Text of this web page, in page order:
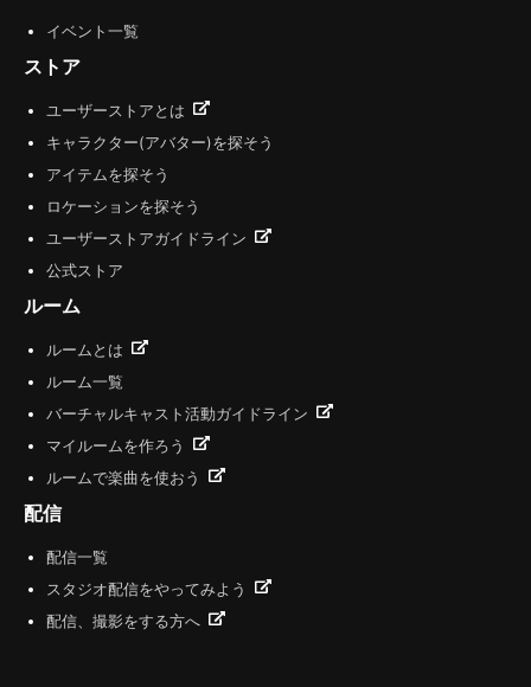
イベント一覧
ストア
ユーザーストアとは
キャラクター(アバター)を探そう
アイテムを探そう
ロケーションを探そう
ユーザーストアガイドライン
公式ストア
ルーム
ルームとは
ルーム一覧
バーチャルキャスト活動ガイドライン
マイルームを作ろう
ルームで楽曲を使おう
配信
配信一覧
スタジオ配信をやってみよう
配信、撮影をする方へ